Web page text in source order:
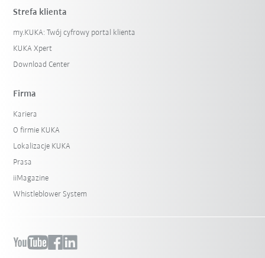
Strefa klienta
my.KUKA: Twój cyfrowy portal klienta
KUKA Xpert
Download Center
Firma
Kariera
O firmie KUKA
Lokalizacje KUKA
Prasa
iiMagazine
Whistleblower System